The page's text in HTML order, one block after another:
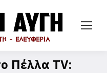
Πέλλα TV: